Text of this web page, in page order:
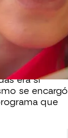
de la
ha sido
entre él y
la revista
era si
se encargó
que